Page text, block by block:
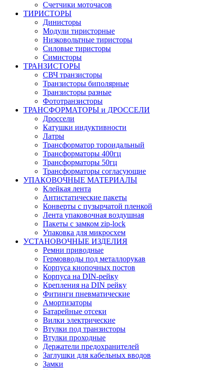
Счетчики моточасов
ТИРИСТОРЫ
Динисторы
Модули тиристорные
Низковольтные тиристоры
Силовые тиристоры
Симисторы
ТРАНЗИСТОРЫ
СВЧ транзисторы
Транзисторы биполярные
Транзисторы разные
Фототранзисторы
ТРАНСФОРМАТОРЫ и ДРОССЕЛИ
Дроссели
Катушки индуктивности
Латры
Трансформатор тороидальный
Трансформаторы 400гц
Трансформаторы 50гц
Трансформаторы согласующие
УПАКОВОЧНЫЕ МАТЕРИАЛЫ
Клейкая лента
Антистатические пакеты
Конверты с пузырчатой пленкой
Лента упаковочная воздушная
Пакеты с замком zip-lock
Упаковка для микросхем
УСТАНОВОЧНЫЕ ИЗДЕЛИЯ
Ремни приводные
Гермовводы под металлорукав
Корпуса кнопочных постов
Корпуса на DIN-рейку
Крепления на DIN рейку
Фитинги пневматические
Амортизаторы
Батарейные отсеки
Вилки электрические
Втулки под транзисторы
Втулки проходные
Держатели предохранителей
Заглушки для кабельных вводов
Замки